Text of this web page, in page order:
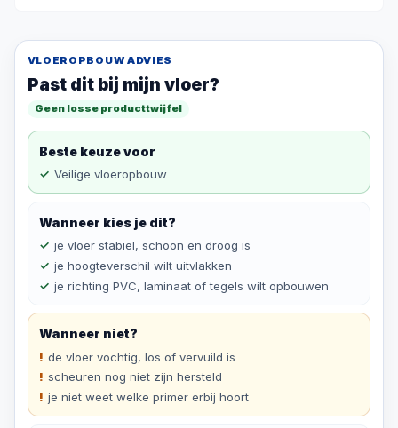
VLOEROPBOUW ADVIES
Past dit bij mijn vloer?
Geen losse producttwijfel
Beste keuze voor
Veilige vloeropbouw
Wanneer kies je dit?
je vloer stabiel, schoon en droog is
je hoogteverschil wilt uitvlakken
je richting PVC, laminaat of tegels wilt opbouwen
Wanneer niet?
de vloer vochtig, los of vervuild is
scheuren nog niet zijn hersteld
je niet weet welke primer erbij hoort